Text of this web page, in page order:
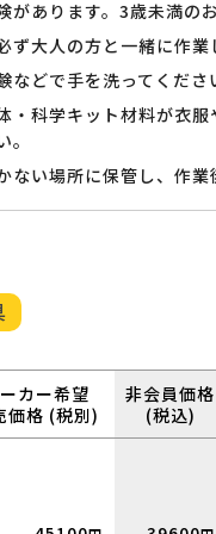
があります。3歳未満の
ず大人の方と一緒に作業
などで手を洗ってくださ
・科学キット材料が衣
ない場所に保管し、作業
カー希望
価格 (税別)
非会員価格
(税込)